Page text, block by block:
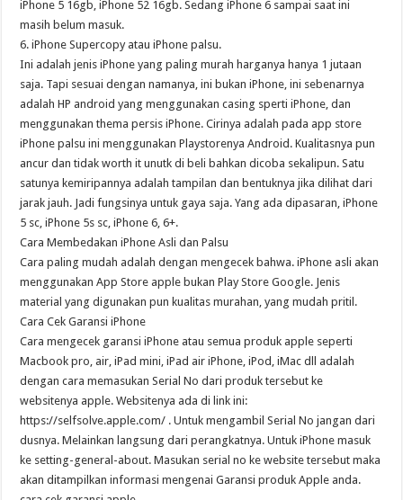
iPhone 5 16gb, iPhone 52 16gb. Sedang iPhone 6 sampai saat ini
masih belum masuk.
6. iPhone Supercopy atau iPhone palsu.
Ini adalah jenis iPhone yang paling murah harganya hanya 1 jutaan
saja. Tapi sesuai dengan namanya, ini bukan iPhone, ini sebenarnya
adalah HP android yang menggunakan casing sperti iPhone, dan
menggunakan thema persis iPhone. Cirinya adalah pada app store
iPhone palsu ini menggunakan Playstorenya Android. Kualitasnya pun
ancur dan tidak worth it unutk di beli bahkan dicoba sekalipun. Satu
satunya kemiripannya adalah tampilan dan bentuknya jika dilihat dari
jarak jauh. Jadi fungsinya untuk gaya saja. Yang ada dipasaran, iPhone
5 sc, iPhone 5s sc, iPhone 6, 6+.
Cara Membedakan iPhone Asli dan Palsu
Cara paling mudah adalah dengan mengecek bahwa. iPhone asli akan
menggunakan App Store apple bukan Play Store Google. Jenis
material yang digunakan pun kualitas murahan, yang mudah pritil.
Cara Cek Garansi iPhone
Cara mengecek garansi iPhone atau semua produk apple seperti
Macbook pro, air, iPad mini, iPad air iPhone, iPod, iMac dll adalah
dengan cara memasukan Serial No dari produk tersebut ke
websitenya apple. Websitenya ada di link ini:
https://selfsolve.apple.com/ . Untuk mengambil Serial No jangan dari
dusnya. Melainkan langsung dari perangkatnya. Untuk iPhone masuk
ke setting-general-about. Masukan serial no ke website tersebut maka
akan ditampilkan informasi mengenai Garansi produk Apple anda.